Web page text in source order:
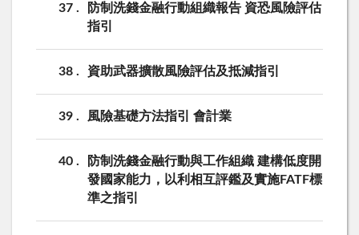
37
防制洗錢金融行動組織報告 資恐風險評估
指引
38 資助武器擴散風險評估及抵減指引
39 風險基礎方法指引 會計業
40
防制洗錢金融行動與工作組織 建構低度開
發國家能力，以利相互評鑑及實施FATF標
準之指引